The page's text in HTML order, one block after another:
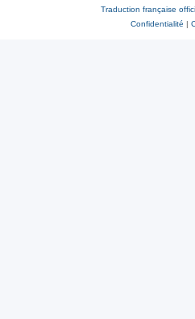
Traduction française
Confidentialité |